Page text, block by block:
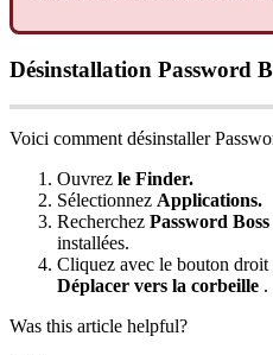
Désinstallation Password
Voici comment désinstaller
Ouvrez le Finder.
Sélectionnez Applications.
Recherchez Password Boss
installées.
Cliquez avec le bouton droit
Déplacer vers la corbeille .
Was this article helpful?